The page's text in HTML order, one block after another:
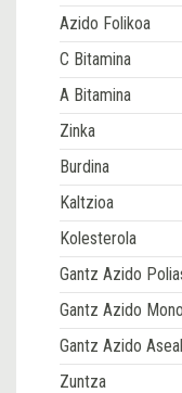
Azido Folikoa
C Bitamina
A Bitamina
Zinka
Burdina
Kaltzioa
Kolesterola
Gantz Azido
Gantz Azido
Gantz Azido
Zuntza